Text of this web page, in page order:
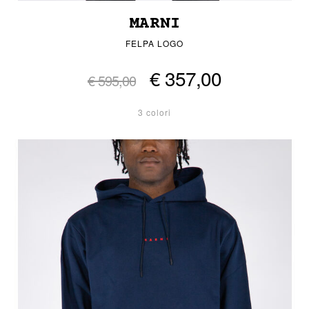
MARNI
FELPA LOGO
€ 595,00 € 357,00
3 colori